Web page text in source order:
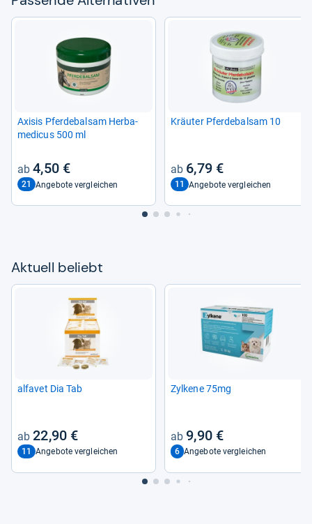
Axi­sis Pfer­de­bal­sam Her­ba­
me­di­cus 500 ml
4,50 €
21 Angebote vergleichen
Kräu­ter Pfer­de­bal­sam 10
6,79 €
11 Angebote vergleichen
Aktu­ell beliebt
alfa­vet Dia Tab
22,90 €
11 Angebote vergleichen
Zyl­kene 75mg
9,90 €
6 Angebote vergleichen